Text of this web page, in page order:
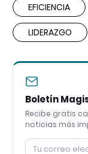
EFICIENCIA
LIDERAZGO
Boletín
Recibe gratis
noticias más